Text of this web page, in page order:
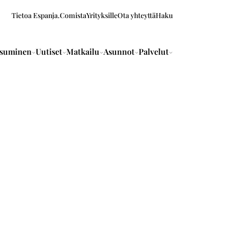
Tietoa Espanja.ComistaYrityksilleOta yhteyttäHaku
Uutiset Matkailu Asunnot Palvelut